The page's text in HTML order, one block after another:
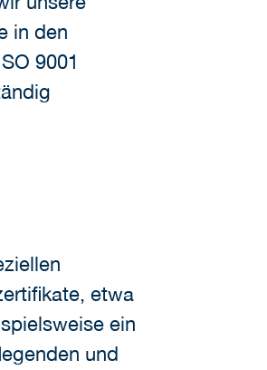
in den
9001
etwa
ein
und